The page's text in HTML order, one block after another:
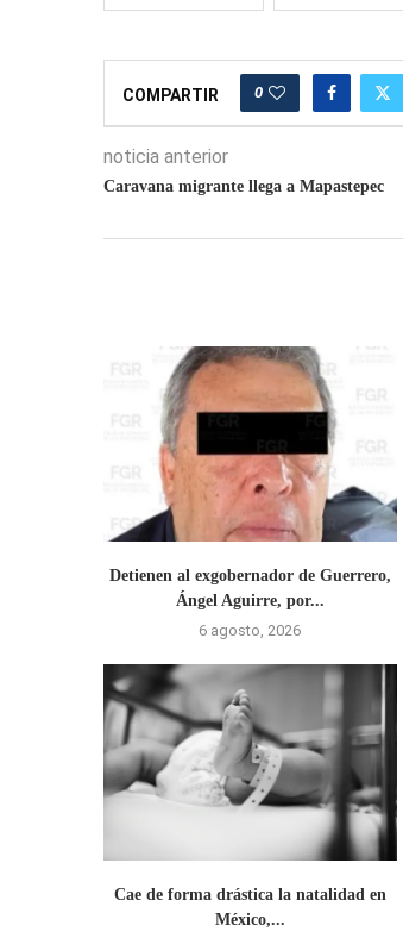
COMPARTIR 0
noticia anterior
Caravana migrante llega a Mapastepec
Detienen al exgobernador de Guerrero,
Ángel Aguirre, por...
6 agosto, 2026
Cae de forma drástica la natalidad en
México,...